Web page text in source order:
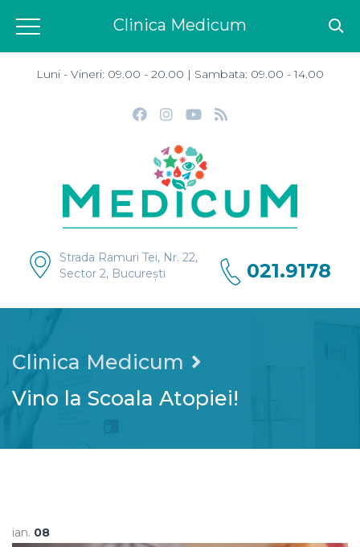
Luni - Vineri: 09.00 - 20.00 | Sambata: 09.00 - 14.00
Strada Ramuri Tei, Nr. 22,
Sector 2, București
021.9178
Clinica Medicum
Vino la Scoala Atopiei!
ian. 08
Clinica Medicum